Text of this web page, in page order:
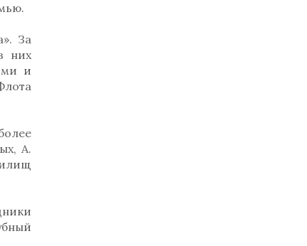
За
них
и
А.